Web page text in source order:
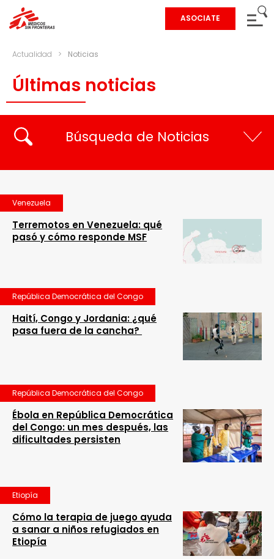
ASOCIATE
Actualidad > Noticias
Últimas noticias
Búsqueda de Noticias
Venezuela
Terremotos en Venezuela: qué
pasó y cómo responde MSF
República Democrática del Congo
Haití, Congo y Jordania: ¿qué
pasa fuera de la cancha?
República Democrática del Congo
Ébola en República Democrática
del Congo: un mes después, las
dificultades persisten
Etiopía
Cómo la terapia de juego ayuda
a sanar a niños refugiados en
Etiopía